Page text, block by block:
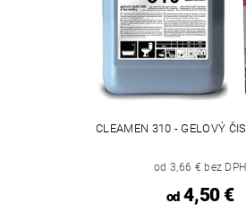
CLEAMEN 310 - GELOVÝ
od 3,66 € bez DPH
od4,50 €